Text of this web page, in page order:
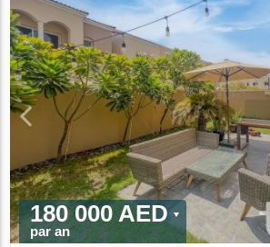
180 000 AED
par an